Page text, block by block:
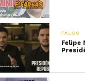
FALSO
Felipe